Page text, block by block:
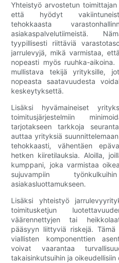
Yhteistyö arvostetun
että hyödyt
tehokkaasta
asiakaspalvelutiimeistä.
tyypillisesti riittäviä
jarrulevyjä, mikä varmistaa,
nopeasti myös ruuhka-
mullistava tekijä yrityksille,
nopeasta saatavuudesta
keskeytyksettä.
Lisäksi hyvämaineiset
toimitusjärjestelmiin
tarjotakseen tarkkoja
auttaa yrityksiä
tehokkaasti, vähentäen
hetken kiiretilauksia. Aloilla,
kumppani, joka varmistaa
sujuvampiin
asiakasluottamukseen.
Lisäksi yhteistyö
toimitusketjun
väärennettyjen tai
pääsyyn liittyviä riskejä.
viallisten komponenttien
voivat vaarantaa
takaisinkutsuihin ja oikeudellisiin